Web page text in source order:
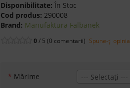
Disponibilitate: În Stoc
Cod produs: 290008
Brand: Manufaktura Falbanek
0/ 5 (0 comentarii) Spune-ţi opinia
* Mărime --- Selectaţi ---